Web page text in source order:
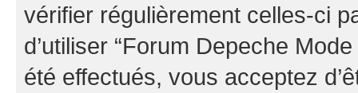
vérifier régulièrement celles-ci
d’utiliser “Forum Depeche
été effectués, vous acceptez